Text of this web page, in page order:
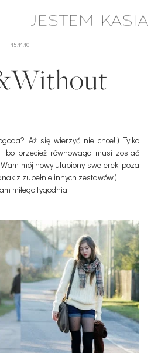
15.11.10
Aż się wierzyć nie chce!:) Tylko
bo przecież równowaga musi zostać
mój nowy ulubiony sweterek, poza
z zupełnie innych zestawów:)
miłego tygodnia!